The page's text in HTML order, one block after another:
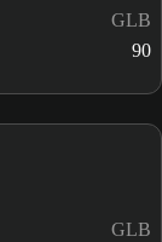
GLB
90
GLB